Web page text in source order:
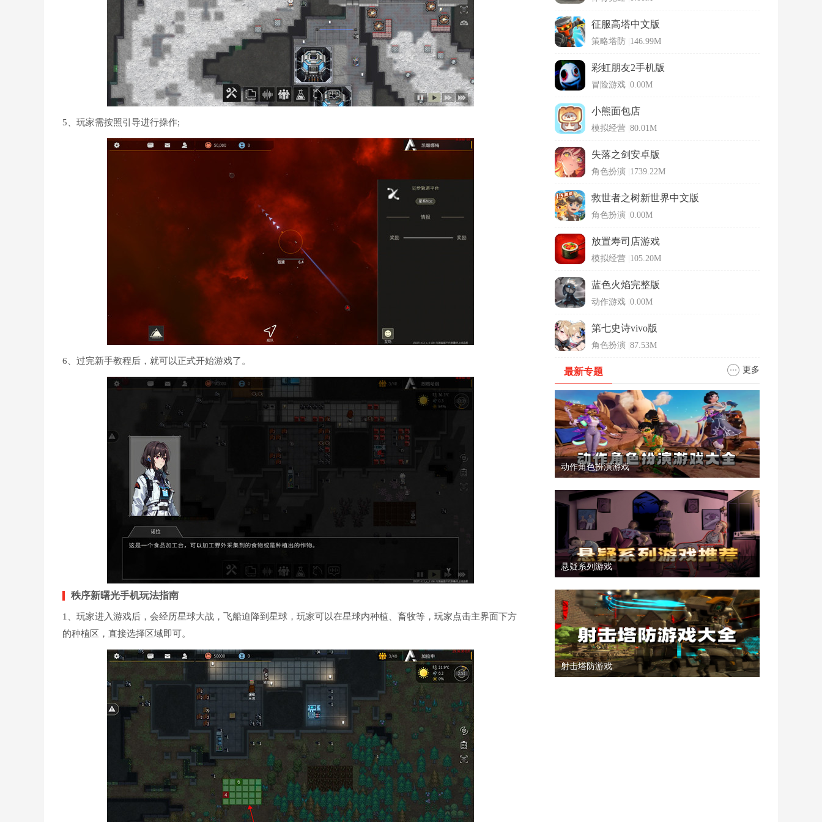
5、玩家需按照引导进行操作;
6、过完新手教程后，就可以正式开始游戏了。
秩序新曙光手机玩法指南
1、玩家进入游戏后，会经历星球大战，飞船迫降到星球，玩家可以在星球内种植、畜牧等，玩家点击主界面下方
的种植区，直接选择区域即可。
征服高塔中文版
策略塔防 146.99M
彩虹朋友2手机版
冒险游戏 0.00M
小熊面包店
模拟经营 80.01M
失落之剑安卓版
角色扮演 1739.22M
救世者之树新世界中文版
角色扮演 0.00M
放置寿司店游戏
模拟经营 105.20M
蓝色火焰完整版
动作游戏 0.00M
第七史诗vivo版
角色扮演 87.53M
最新专题 更多
动作角色扮演游戏
悬疑系列游戏
射击塔防游戏